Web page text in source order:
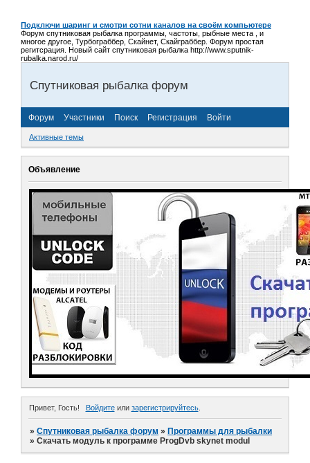
Подключи шаринг и смотри сотни каналов на своём компьютере
Форум спутниковая рыбалка программы, частоты, рыбные места , и
многое другое, Турбограббер, Скайнет, Скайграббер. Форум простая
регитсрация. Новый сайт спутниковая рыбалка http://www.sputnik-
rubalka.narod.ru/
Спутниковая рыбалка форум
Форум Участники Поиск Регистрация Войти
Активные темы
Объявление
Привет, Гость! Войдитеили зарегистрируйтесь.
»Спутниковая рыбалка форум » Программы для рыбалки
»Скачать модуль к программе ProgDvb skynet modul